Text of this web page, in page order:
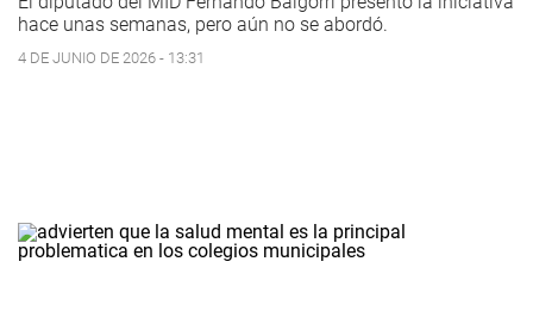
hace unas semanas, pero aún no se abordó.
4 DE JUNIO DE 2026 - 13:31